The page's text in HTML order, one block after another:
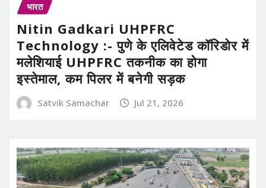
भारत
Nitin Gadkari UHPFRC
Technology :- पुणे के एलिवेटेड कॉरिडोर में
मलेशियाई UHPFRC तकनीक का होगा
इस्तेमाल, कम पिलर में बनेगी सड़क
Satvik Samachar Jul 21, 2026